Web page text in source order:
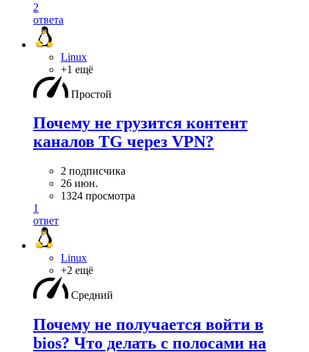
2
ответа
Linux
+1 ещё
Простой
Почему не грузится контент
каналов TG через VPN?
2 подписчика
26 июн.
1324 просмотра
1
ответ
Linux
+2 ещё
Средний
Почему не получается войти в
bios? Что делать с полосами на